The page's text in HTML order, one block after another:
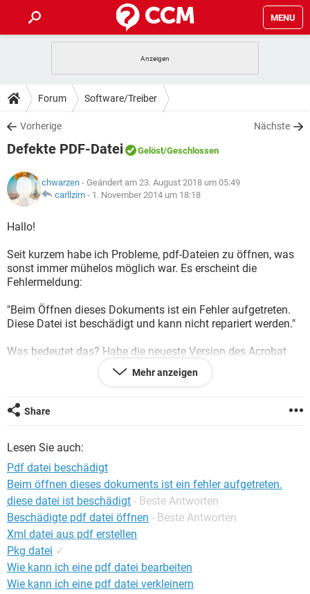
MENU
ANDROID IOS
WINDOWS 10
WHATSAPP TIKTOK
FACEBOOK
TIPPS & TRICKS
SPIELE
WHATSAPP TIKTOK
FACEBOOK
DOWNLOADS
SPIELE STREAMING
ANDROID
WINDOWS 10 INSTAGRAM
WHATSAPP
SPIELE STREAMING
ANDROID
WINDOWS 10
WHATSAPP TIKTOK
FACEBOOK
LEXIKON
SPIELE
WINDOWS 10 INSTAGRAM
FACEBOOK HARDWARE
Forum Software/Treiber
Vorherige Nächste
Defekte PDF-Datei Gelöst/Geschlossen
chwarzen - Geändert am 23. August 2018 um 05:49
carllzim - 1. November 2014 um 18:18
Hallo!
Seit kurzem habe ich Probleme, pdf-Dateien zu öffnen, was
sonst immer mühelos möglich war. Es erscheint die
Fehlermeldung:
"Beim Öffnen dieses Dokuments ist ein Fehler aufgetreten.
Diese Datei ist beschädigt und kann nicht repariert werden."
Was bedeutet das? Habe die neueste Version des Acrobat
Reader auf meinem PC.
Mehr anzeigen
Share
Lesen Sie auch:
Pdf datei beschädigt
Beim öffnen dieses dokuments ist ein fehler aufgetreten.
diese datei ist beschädigt - Beste Antworten
Beschädigte pdf datei öffnen - Beste Antworten
Xml datei aus pdf erstellen
Pkg datei ✓
Wie kann ich eine pdf datei bearbeiten
Wie kann ich eine pdf datei verkleinern